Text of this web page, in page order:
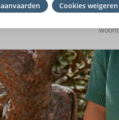
het ziekenfonds te kiezen waar
Cookies weigeren